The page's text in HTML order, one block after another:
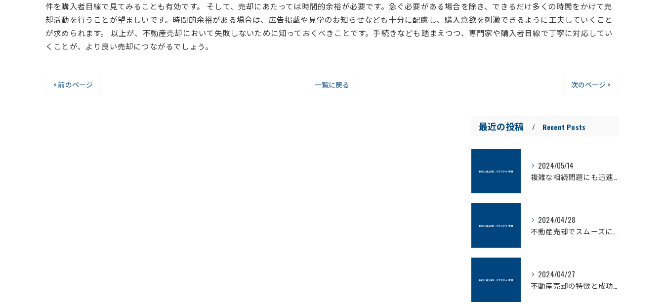
件を購入者目線で見てみることも有効です。 そして、売却にあたっては時間的余裕が必要です。急ぐ必要がある場合を除き、できるだけ多くの時間をかけて売
却活動を行うことが望ましいです。時間的余裕がある場合は、広告掲載や見学のお知らせなども十分に配慮し、購入意欲を刺激できるように工夫していくこと
が求められます。 以上が、不動産売却において失敗しないために知っておくべきことです。手続きなども踏まえつつ、専門家や購入者目線で丁寧に対応してい
くことが、より良い売却につながるでしょう。
< 前のページ 一覧に戻る 次のページ >
最近の投稿 Recent Posts
2024/05/14
複雑な相続問題にも迅速に対応可能な不動産売却のプロ
2024/04/28
不動産売却でスムーズに現金化！ハウスドゥ君津の優れたサービスとは？
2024/04/27
不動産売却の特徴と成功する方法